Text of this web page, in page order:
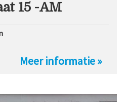
15 -AM
Meer informatie »